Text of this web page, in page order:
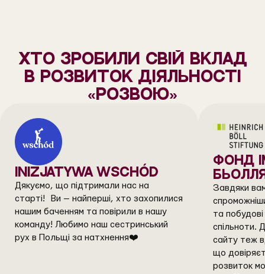
Хто зробили свій вклад
в розвиток діяльності
«Розвою»
INIZJATYWA WSCHÓD
Дякуємо, що підтримали нас на
старті! Ви — найперші, хто захопилися
нашим баченням та повірили в нашу
команду! Любимо наш сестринський
рух в Польщі за натхнення❤️
ФОНД
Завдяки
та
спільноти.
сайту теж
що
розвиток